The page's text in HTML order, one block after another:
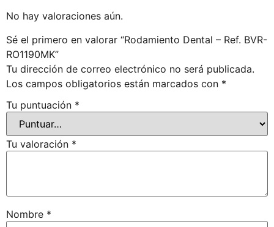
No hay valoraciones aún.
Sé el primero en valorar “Rodamiento Dental – Ref. BVR-
RO1190MK”
Tu dirección de correo electrónico no será publicada.
Los campos obligatorios están marcados con *
Tu puntuación *
Tu valoración *
Nombre *